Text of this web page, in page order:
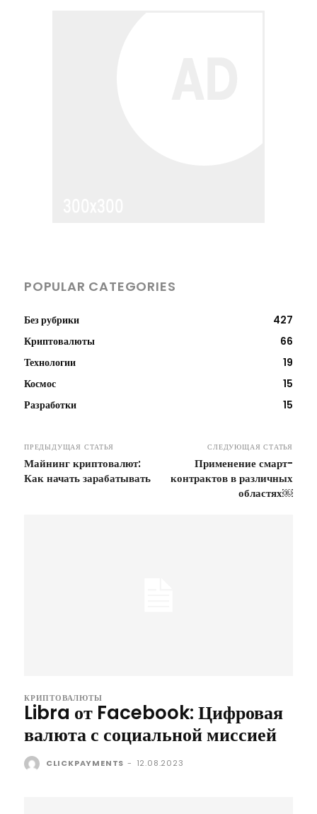
POPULAR CATEGORIES
Без рубрики
427
Криптовалюты
66
Технологии
19
Космос
15
Разработки
15
ПРЕДЫДУЩАЯ СТАТЬЯ
Майнинг криптовалют:
Как начать зарабатывать
СЛЕДУЮЩАЯ СТАТЬЯ
Применение смарт-
контрактов в различных
областях￼
КРИПТОВАЛЮТЫ
Libra от Facebook: Цифровая
валюта с социальной миссией
CLICKPAYMENTS - 12.08.2023